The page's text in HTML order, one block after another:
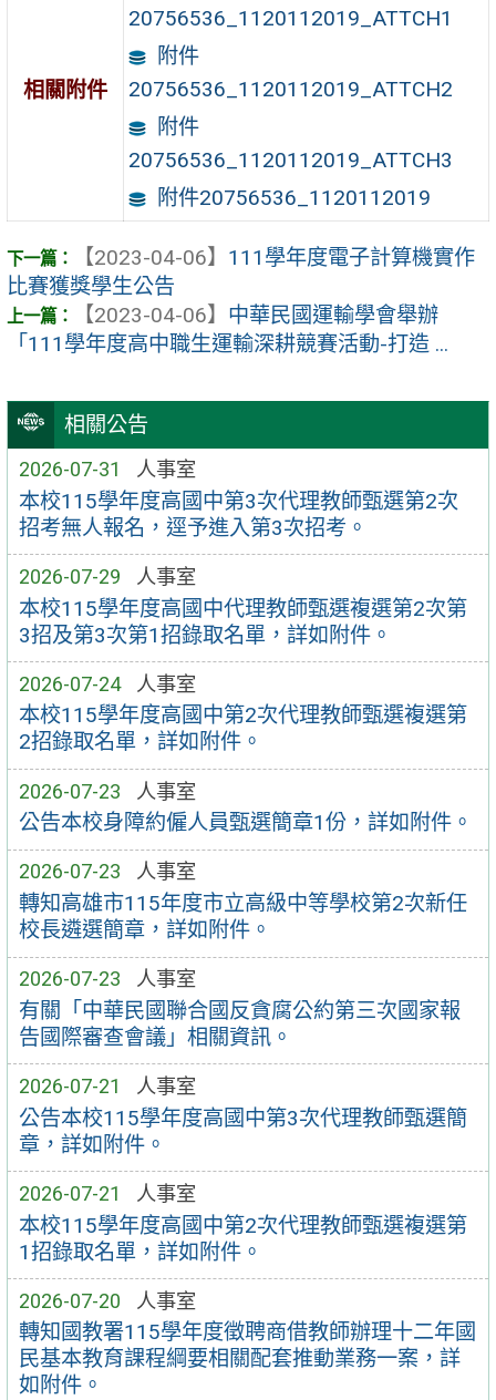
相關公告
2026-07-31 人事室
本校115學年度高國中第3次代理教師甄選第2次
招考無人報名，逕予進入第3次招考。
2026-07-29 人事室
本校115學年度高國中代理教師甄選複選第2次第
3招及第3次第1招錄取名單，詳如附件。
2026-07-24 人事室
本校115學年度高國中第2次代理教師甄選複選第
2招錄取名單，詳如附件。
2026-07-23 人事室
公告本校身障約僱人員甄選簡章1份，詳如附件。
2026-07-23 人事室
轉知高雄市115年度市立高級中等學校第2次新任
校長遴選簡章，詳如附件。
2026-07-23 人事室
有關「中華民國聯合國反貪腐公約第三次國家報
告國際審查會議」相關資訊。
2026-07-21 人事室
公告本校115學年度高國中第3次代理教師甄選簡
章，詳如附件。
2026-07-21 人事室
本校115學年度高國中第2次代理教師甄選複選第
1招錄取名單，詳如附件。
2026-07-20 人事室
轉知國教署115學年度徵聘商借教師辦理十二年國
民基本教育課程綱要相關配套推動業務一案，詳
如附件。
相關附件
20756536_1120112019_ATTCH1
附件
20756536_1120112019_ATTCH2
附件
20756536_1120112019_ATTCH3
附件20756536_1120112019
【2023-04-06】 111學年度電子計算機實作
比賽獲獎學生公告
【2023-04-06】 中華民國運輸學會舉辦
「111學年度高中職生運輸深耕競賽活動-打造 ...